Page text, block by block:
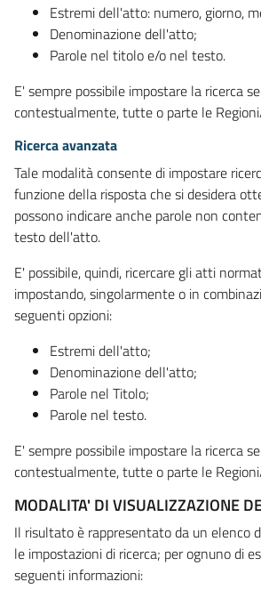
Estremi dell'atto: numero, giorno,
Denominazione dell'atto;
Parole nel titolo e/o nel testo.
E' sempre possibile impostare la ricerca
contestualmente, tutte o parte le
Ricerca avanzata
Tale modalità consente di impostare
funzione della risposta che si desidera
possono indicare anche parole non
testo dell'atto.
E' possibile, quindi, ricercare gli atti
impostando, singolarmente o in
seguenti opzioni:
Estremi dell'atto;
Denominazione dell'atto;
Parole nel Titolo;
Parole nel testo.
E' sempre possibile impostare la ricerca
contestualmente, tutte o parte le
MODALITA' DI VISUALIZZAZIONE
Il risultato è rappresentato da un elenco
le impostazioni di ricerca; per ognuno di
seguenti informazioni: